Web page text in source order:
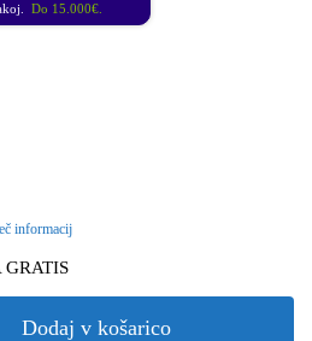
Do 15.000€.
informacij
GRATIS
Dodaj v košarico